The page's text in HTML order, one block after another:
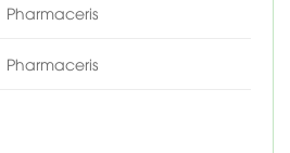
Pharmaceris
Pharmaceris